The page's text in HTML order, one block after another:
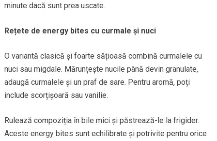
minute dacă sunt prea uscate.
Rețete de energy bites cu curmale și nuci
O variantă clasică și foarte sățioasă combină curmalele cu
nuci sau migdale. Mărunțește nucile până devin granulate,
adaugă curmalele și un praf de sare. Pentru aromă, poți
include scorțișoară sau vanilie.
Rulează compoziția în bile mici și păstrează-le la frigider.
Aceste energy bites sunt echilibrate și potrivite pentru orice